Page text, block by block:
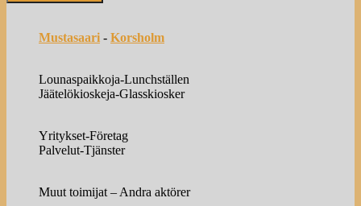
Mustasaari - Korsholm
Lounaspaikkoja-Lunchställen
Jäätelökioskeja-Glasskiosker
Yritykset-Företag
Palvelut-Tjänster
Muut toimijat – Andra aktörer